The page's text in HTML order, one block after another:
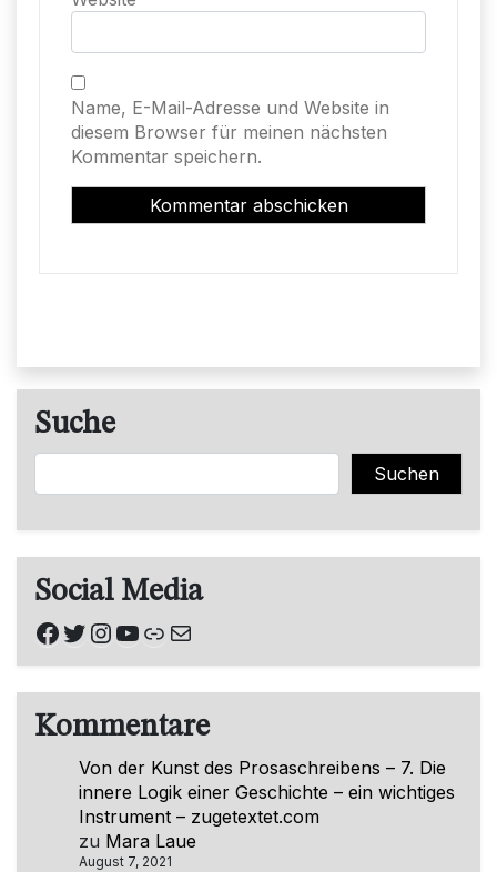
Name, E-Mail-Adresse und Website in
diesem Browser für meinen nächsten
Kommentar speichern.
Suche
Suchen Suchen
Social Media
Facebook
Twitter
Instagram
YouTube
Link
E-Mail
Kommentare
Von der Kunst des Prosaschreibens – 7. Die
innere Logik einer Geschichte – ein wichtiges
Instrument – zugetextet.com
zu Mara Laue
August 7, 2021